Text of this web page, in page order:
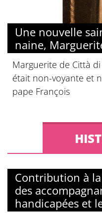
Une nouvelle
naine,
Marguerite de Città
était non-voyante et
pape François
Contribution à
des
handicapées et